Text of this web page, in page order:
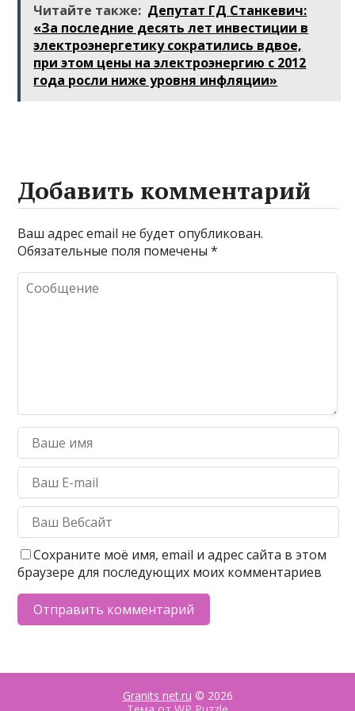
Читайте также: Депутат ГД Станкевич:
«За последние десять лет инвестиции в
электроэнергетику сократились вдвое,
при этом цены на электроэнергию с 2012
года росли ниже уровня инфляции»
Добавить комментарий
Ваш адрес email не будет опубликован.
Обязательные поля помечены*
Сохраните моё имя, email и адрес сайта в этом
браузере для последующих моих комментариев
Granits net.ru © 2026